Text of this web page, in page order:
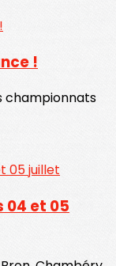
!
championnats
04 et 05